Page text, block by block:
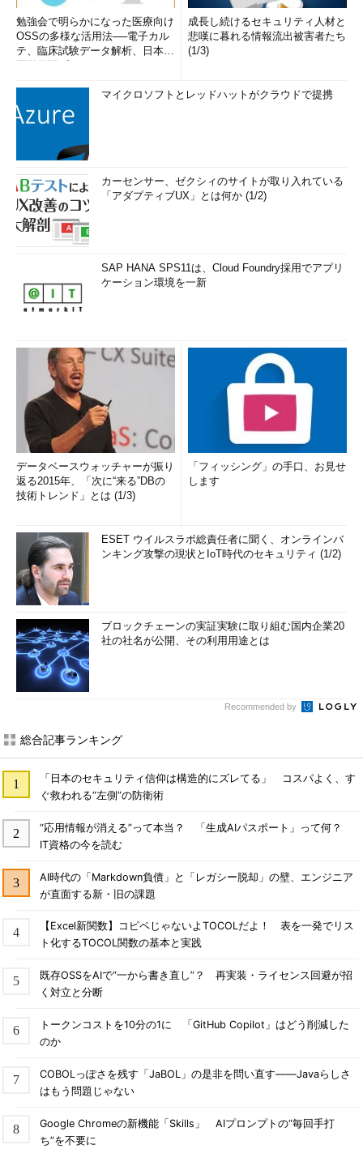
勉強会で明らかになった医療向け
OSSの多様な活用法──電子カル
テ、臨床試験データ解析、日本語
成長し続けるセキュリティ人材と
悲嘆に暮れる情報流出被害者たち
(1/3)
マイクロソフトとレッドハットがクラウドで提携
カーセンサー、ゼクシィのサイトが取り入れている
「アダプティブUX」とは何か (1/2)
SAP HANA SPS11は、Cloud Foundry採用でアプリ
ケーション環境を一新
データベースウォッチャーが振り
返る2015年、「次に“来る”DBの
技術トレンド」とは (1/3)
「フィッシング」の手口、お見せ
します
ESET ウイルスラボ総責任者に聞く、オンラインバ
ンキング攻撃の現状とIoT時代のセキュリティ (1/2)
ブロックチェーンの実証実験に取り組む国内企業20
社の社名が公開、その利用用途とは
Recommended by
総合記事ランキング
「日本のセキュリティ信仰は構造的にズレてる」 コスパよく、す
ぐ救われる“左側”の防衛術
“応用情報が消える”って本当？ 「生成AIパスポート」って何？
IT資格の今を読む
AI時代の「Markdown負債」と「レガシー脱却」の壁、エンジニア
が直面する新・旧の課題
【Excel新関数】コピペじゃないよTOCOLだよ！ 表を一発でリス
ト化するTOCOL関数の基本と実践
既存OSSをAIで“一から書き直し”？ 再実装・ライセンス回避が招
く対立と分断
トークンコストを10分の1に 「GitHub Copilot」はどう削減した
のか
COBOLっぽさを残す「JaBOL」の是非を問い直す――Javaらしさ
はもう問題じゃない
Google Chromeの新機能「Skills」 AIプロンプトの“毎回手打
ち”を不要に